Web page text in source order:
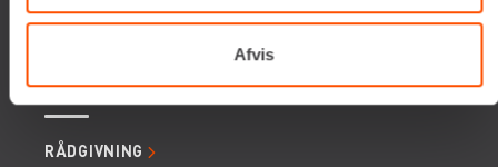
Afvis
SERVICES
RÅDGIVNING